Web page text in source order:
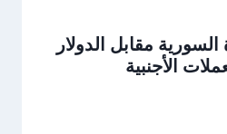
مقابل الدولار
الأجنبية